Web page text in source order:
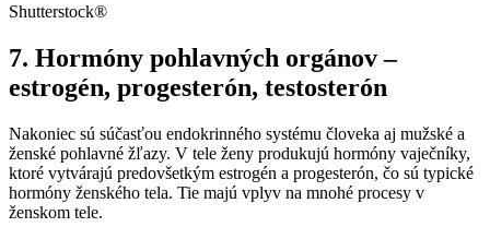
Shutterstock®
7. Hormóny pohlavných orgánov –
estrogén, progesterón, testosterón
Nakoniec sú súčasťou endokrinného systému človeka aj mužské a
ženské pohlavné žľazy. V tele ženy produkujú hormóny vaječníky,
ktoré vytvárajú predovšetkým estrogén a progesterón, čo sú typické
hormóny ženského tela. Tie majú vplyv na mnohé procesy v
ženskom tele.